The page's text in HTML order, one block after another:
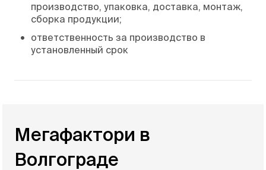
производство, упаковка, доставка, монтаж,
сборка продукции;
•
ответственность за производство в
установленный срок
Мегафактори в
Волгограде